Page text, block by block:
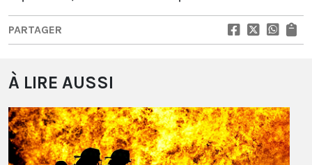
PARTAGER
À LIRE AUSSI